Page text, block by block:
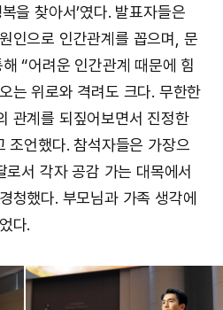
을 찾아서’였다. 발표자들은
인으로 인간관계를 꼽으며, 문
“어려운 인간관계 때문에 힘
는 위로와 격려도 크다. 무한한
관계를 되짚어보면서 진정한
조언했다. 참석자들은 가장으
서 각자 공감 가는 대목에서
청했다. 부모님과 가족 생각에
다.